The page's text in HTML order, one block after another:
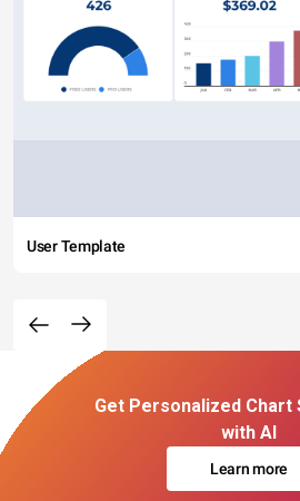
User Template
Get Personalized Chart
with AI
Learn more